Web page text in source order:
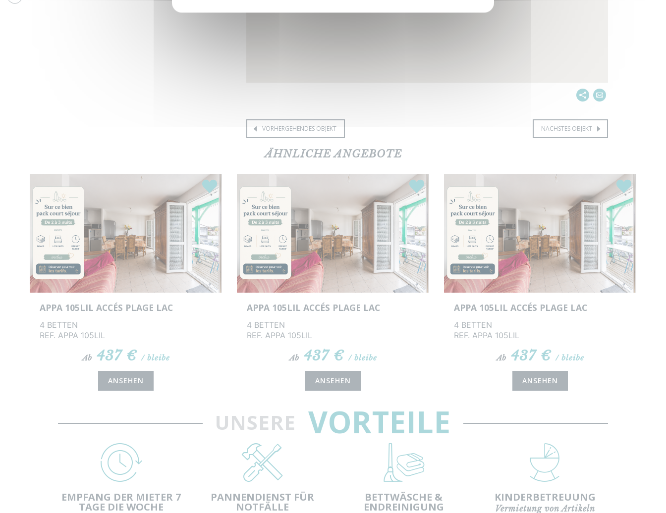
VORHERGEHENDES OBJEKT NÄCHSTES OBJEKT
ÄHNLICHE ANGEBOTE
Highlights
APPA 105LIL ACCÉS PLAGE LAC
4 BETTEN
REF. APPA 105LIL
Ab 437 €/ bleibe
ANSEHEN
Highlights
APPA 105LIL ACCÉS PLAGE LAC
4 BETTEN
REF. APPA 105LIL
Ab 437 €/ bleibe
ANSEHEN
Highlights
APPA 105LIL ACCÉS PLAGE LAC
4 BETTEN
REF. APPA 105LIL
Ab 437 €/ bleibe
ANSEHEN
UNSERE VORTEILE
EMPFANG DER MIETER 7
TAGE DIE WOCHE
PANNENDIENST FÜR
NOTFÄLLE
BETTWÄSCHE &
ENDREINIGUNG
KINDERBETREUUNG
Vermietung von Artikeln